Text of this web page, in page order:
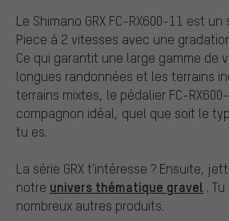
Le Shimano GRX FC-RX600-11 est
Piece à 2 vitesses avec une
Ce qui garantit une large gamme de
longues randonnées et les terrains
terrains mixtes, le pédalier FC-
compagnon idéal, quel que soit le
tu es.
La série GRX t'intéresse ? Ensuite,
notre univers thématique gravel .
nombreux autres produits.